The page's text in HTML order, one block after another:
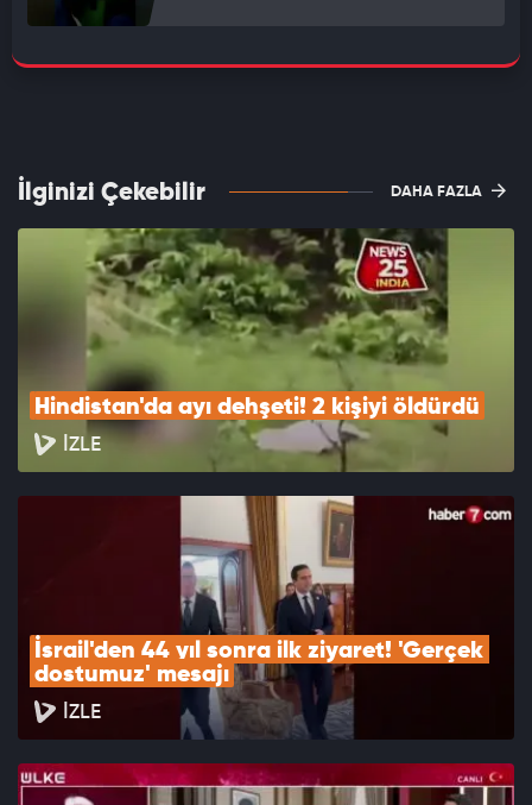
İlginizi Çekebilir DAHA FAZLA
Hindistan'da ayı dehşeti! 2 kişiyi öldürdü
İZLE
İsrail'den 44 yıl sonra ilk ziyaret! 'Gerçek
dostumuz' mesajı
İZLE